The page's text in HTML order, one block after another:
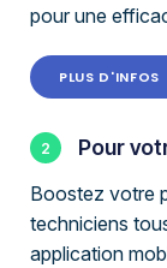
pour une
PLUS D'INFOS
Pour
Boostez votre
techniciens
application